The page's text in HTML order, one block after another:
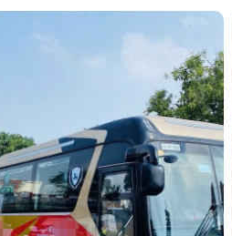
là phương tiện, đó còn là trải
mùi đến tài xế thân thiện như
chuyến xe “êm như ở nhà”, bạn
được ưa chuộng.